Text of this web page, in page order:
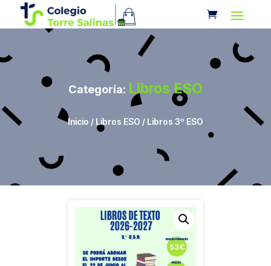
Categoría: Libros ESO
Inicio / Libros ESO / Libros 3º ESO